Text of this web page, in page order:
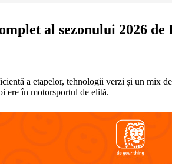
al sezonului 2026 de
a etapelor, tehnologii verzi și un mix
ere în motorsportul de elită.